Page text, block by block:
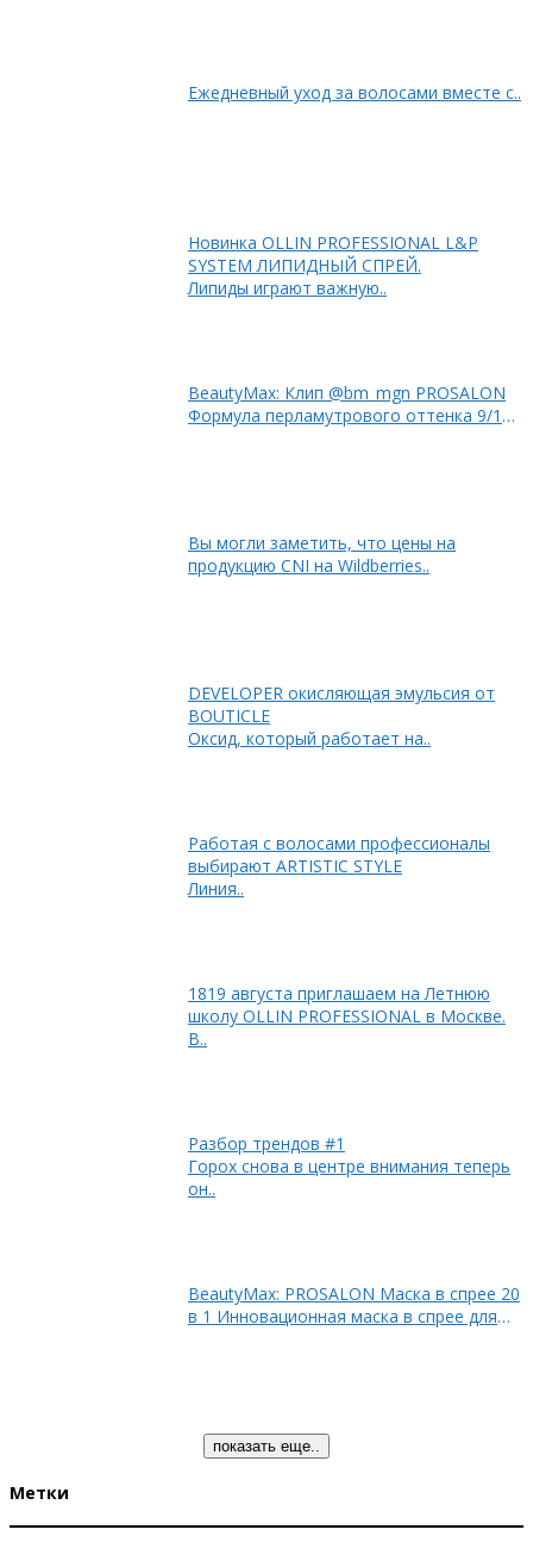
Ежедневный уход за волосами вместе с..
Новинка OLLIN PROFESSIONAL L&P
SYSTEM ЛИПИДНЫЙ СПРЕЙ.
Липиды играют важную..
BeautyMax: Клип @bm_mgn PROSALON
Формула перламутрового оттенка 9/12
Вы могли заметить, что цены на
продукцию CNI на Wildberries..
DEVELOPER окисляющая эмульсия от
BOUTICLE
Оксид, который работает на..
Работая с волосами профессионалы
выбирают ARTISTIC STYLE
Линия..
1819 августа приглашаем на Летнюю
школу OLLIN PROFESSIONAL в Москве.
В..
Разбор трендов #1
Горох снова в центре внимания теперь
он..
BeautyMax: PROSALON Маска в спрее 20
в 1 Инновационная маска в спрее для
показать еще..
Метки